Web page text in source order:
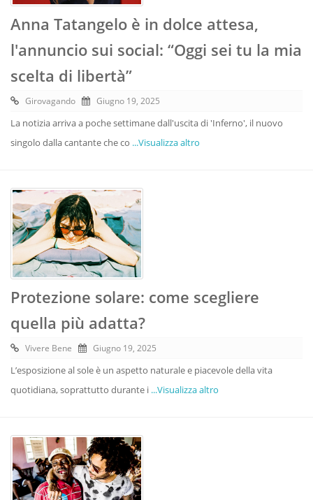
Anna Tatangelo è in dolce attesa,
l'annuncio sui social: “Oggi sei tu la mia
scelta di libertà”
Girovagando Giugno 19, 2025
La notizia arriva a poche settimane dall'uscita di 'Inferno', il nuovo
singolo dalla cantante che co ...Visualizza altro
Protezione solare: come scegliere
quella più adatta?
Vivere Bene Giugno 19, 2025
L’esposizione al sole è un aspetto naturale e piacevole della vita
quotidiana, soprattutto durante i ...Visualizza altro